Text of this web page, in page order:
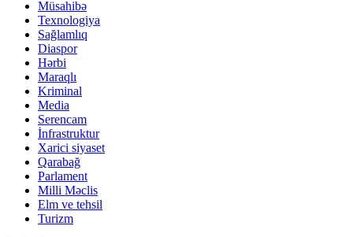
Müsahibə
Texnologiya
Sağlamlıq
Diaspor
Hərbi
Maraqlı
Kriminal
Media
Serencam
İnfrastruktur
Xarici siyaset
Qarabağ
Parlament
Milli Məclis
Elm ve tehsil
Turizm